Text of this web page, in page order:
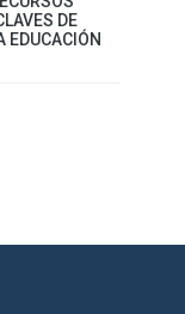
DE
EDUCACIÓN